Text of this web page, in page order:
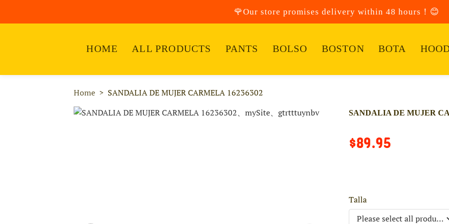
HOME ALL PRODUCTS PANTS BOLSO BOSTON BOTA
🌹Our store promises delivery within 48 hours！😊
Home SANDALIA DE MUJER CARMELA 16236302
SANDALIA DE MUJER
$89.95
Talla